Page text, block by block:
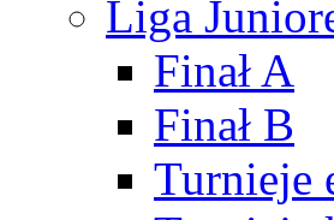
Liga
Finał A
Finał B
Turnieje